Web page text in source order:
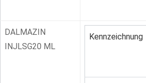
DALMAZIN
INJLSG20 ML
Kennzeichnung